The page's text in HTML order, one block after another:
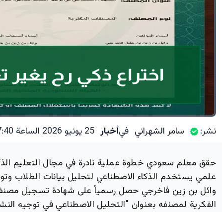
نشر: سامر الشهراني فيأخبار 25 يونيو 2026 الساعة 07:40 صباحاً
حقق معلم سعودي خطوة عملية نادرة في مجال التعليم
علمي يستخدم الذكاء الاصطناعي لتحليل بيانات الطلاب
وائل بن زين فاخرجي حصل رسمياً على شهادة تسجيل مصنف
الفكرية لمصنفه بعنوان "التحليل الاصطناعي في توجيه